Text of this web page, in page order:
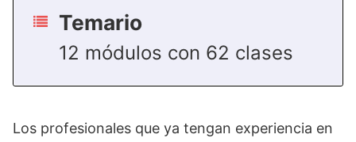
Temario
12 módulos con 62 clases
Los profesionales que ya tengan experiencia en